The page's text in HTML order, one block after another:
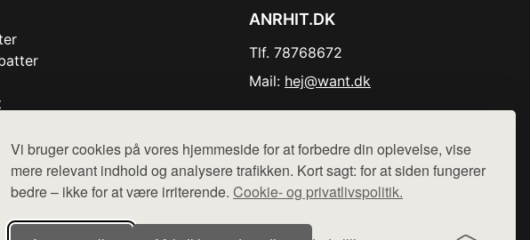
Vi bruger cookies på vores hjemmeside for at forbedre din oplevelse, vise
mere relevant indhold og analysere trafikken. Kort sagt: for at siden fungerer
bedre – ikke for at være irriterende. Cookie- og privatlivspolitik.
ANRHIT.DK
Tlf. 78768672
Mail: hej@want.dk
diverse webshops. Der sælges ikke varer fra denne side - vi henviser til de shops,